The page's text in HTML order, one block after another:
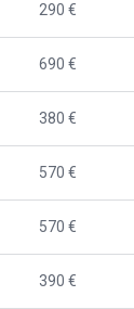
290 €
690 €
380 €
570 €
570 €
390 €